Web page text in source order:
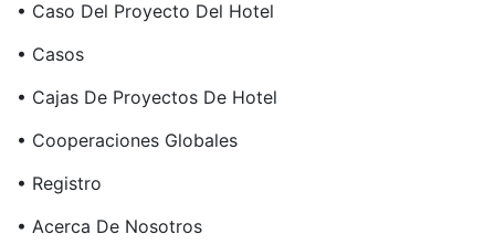
• Caso Del Proyecto Del Hotel
• Casos
• Cajas De Proyectos De Hotel
• Cooperaciones Globales
• Registro
• Acerca De Nosotros